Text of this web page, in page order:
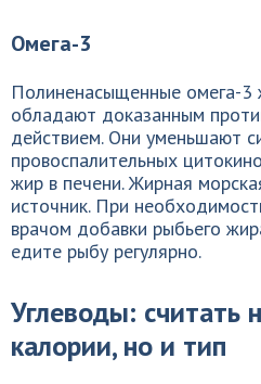
Омега-3
Полиненасыщенные омега-3
обладают доказанным
действием. Они уменьшают
провоспалительных
жир в печени. Жирная
источник. При
врачом добавки рыбьего
едите рыбу регулярно.
Углеводы: считать
калории, но и тип